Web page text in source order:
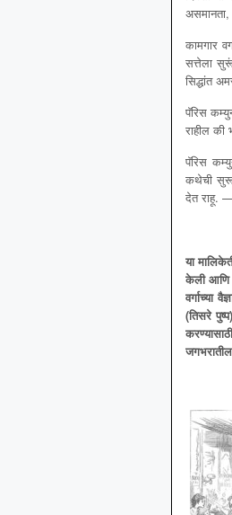
कामगार
सत्तेला
सिद्धांत
पॅरिस
राहील की
पॅरिस
कथेची
देत राहू.
या
केली आणि
वर्गाच्या
(तिसरे पुष्प)
करण्यासाठी
जगभरातील